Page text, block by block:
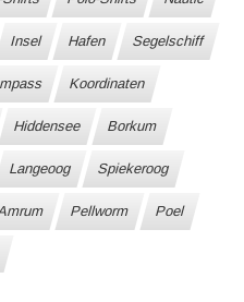
Insel Hafen Segelschiff
Koordinaten
Hiddensee Borkum
Langeoog Spiekeroog
Pellworm Poel